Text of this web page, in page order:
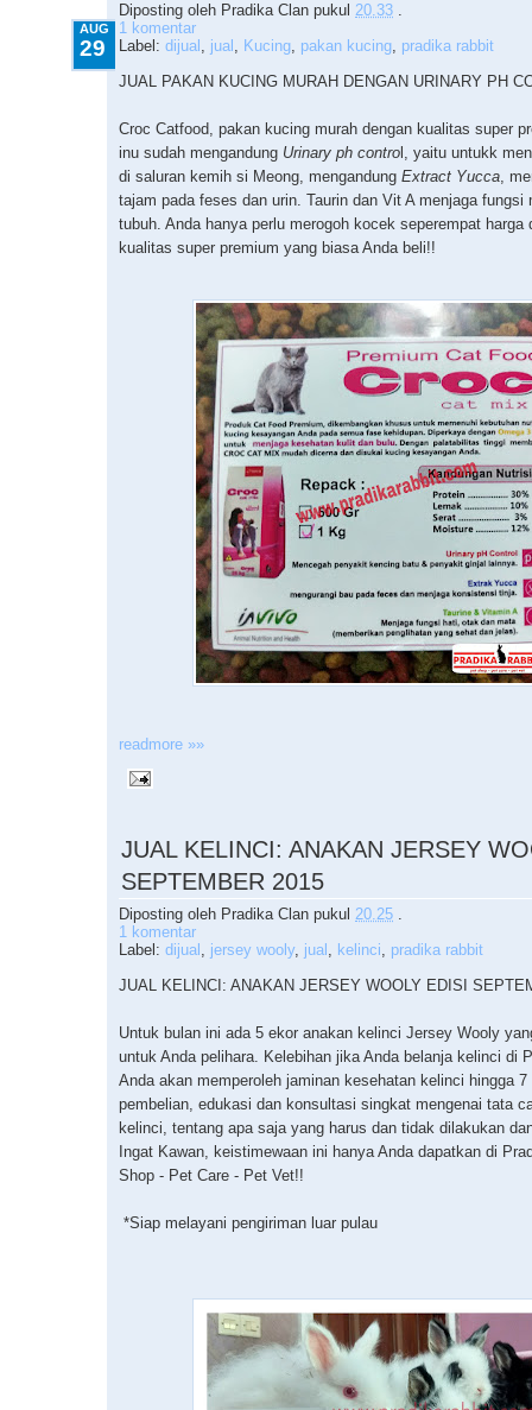
Diposting oleh Pradika Clan pukul 20.33 .
AUG
29
1 komentar
Label: dijual , jual , Kucing, pakan kucing, pradika rabbit
JUAL PAKAN KUCING MURAH DENGAN URINARY PH
Croc Catfood, pakan kucing murah dengan kualitas super
inu sudah mengandung Urinary ph contro l, yaitu untukk
di saluran kemih si Meong, mengandung Extract Yucca,
tajam pada feses dan urin. Taurin dan Vit A menjaga fungsi
tubuh. Anda hanya perlu merogoh kocek seperempat harga
kualitas super premium yang biasa Anda beli!!
readmore »»
JUAL KELINCI: ANAKAN JERSEY
SEPTEMBER 2015
Diposting oleh Pradika Clan pukul 20.25 .
1 komentar
Label: dijual , jersey wooly, jual , kelinci, pradika rabbit
JUAL KELINCI: ANAKAN JERSEY WOOLY EDISI
Untuk bulan ini ada 5 ekor anakan kelinci Jersey Wooly
untuk Anda pelihara. Kelebihan jika Anda belanja kelinci di
Anda akan memperoleh jaminan kesehatan kelinci hingga 7
pembelian, edukasi dan konsultasi singkat mengenai tata
kelinci, tentang apa saja yang harus dan tidak dilakukan
Ingat Kawan, keistimewaan ini hanya Anda dapatkan di
Shop - Pet Care - Pet Vet!!
*Siap melayani pengiriman luar pulau